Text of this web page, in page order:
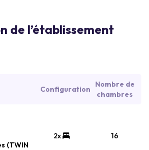
de l’établissement
Configuration
Nombre de
chambres
(TWIN
2x 16